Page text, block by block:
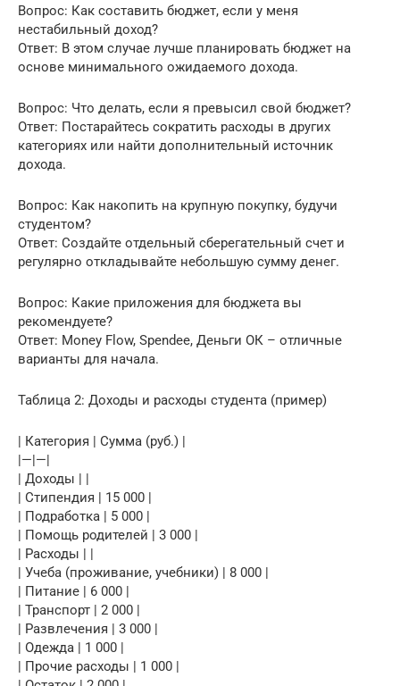
Вопрос: Как составить бюджет, если у меня
нестабильный доход?
Ответ: В этом случае лучше планировать бюджет на
основе минимального ожидаемого дохода.
Вопрос: Что делать, если я превысил свой бюджет?
Ответ: Постарайтесь сократить расходы в других
категориях или найти дополнительный источник
дохода.
Вопрос: Как накопить на крупную покупку, будучи
студентом?
Ответ: Создайте отдельный сберегательный счет и
регулярно откладывайте небольшую сумму денег.
Вопрос: Какие приложения для бюджета вы
рекомендуете?
Ответ: Money Flow, Spendee, Деньги ОК – отличные
варианты для начала.
Таблица 2: Доходы и расходы студента (пример)
| Категория | Сумма (руб.) |
|—|—|
| Доходы | |
| Стипендия | 15 000 |
| Подработка | 5 000 |
| Помощь родителей | 3 000 |
| Расходы | |
| Учеба (проживание, учебники) | 8 000 |
| Питание | 6 000 |
| Транспорт | 2 000 |
| Развлечения | 3 000 |
| Одежда | 1 000 |
| Прочие расходы | 1 000 |